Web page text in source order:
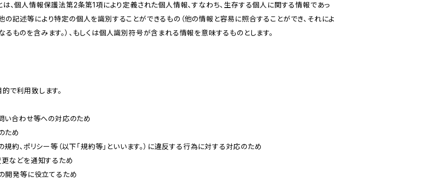
は、個人情報保護法第2条第1項により定義された個人情報、すなわち、生存する個人に関する情報であっ
記述等により特定の個人を識別することができるもの（他の情報と容易に照合することができ、それによ
ものを含みます。）、もしくは個人識別符号が含まれる情報を意味するものとします。
で利用致します。
問い合わせ等への対応のため
ため
規約、ポリシー等（以下「規約等」といいます。）に違反する行為に対する対応のため
更などを通知するため
の開発等に役立てるため